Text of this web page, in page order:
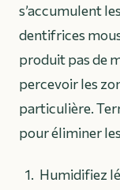
s’accumulent
dentifrices
produit pas de
percevoir les
particulière.
pour éliminer
Humidifiez